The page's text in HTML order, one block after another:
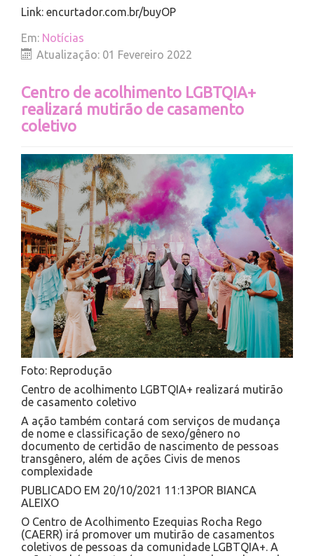
Link: encurtador.com.br/buyOP
Em: Notícias
Atualização: 01 Fevereiro 2022
Centro de acolhimento LGBTQIA+
realizará mutirão de casamento
coletivo
Foto: Reprodução
Centro de acolhimento LGBTQIA+ realizará mutirão
de casamento coletivo
A ação também contará com serviços de mudança
de nome e classificação de sexo/gênero no
documento de certidão de nascimento de pessoas
transgênero, além de ações Civis de menos
complexidade
PUBLICADO EM 20/10/2021 11:13POR BIANCA
ALEIXO
O Centro de Acolhimento Ezequias Rocha Rego
(CAERR) irá promover um mutirão de casamentos
coletivos de pessoas da comunidade LGBTQIA+. A